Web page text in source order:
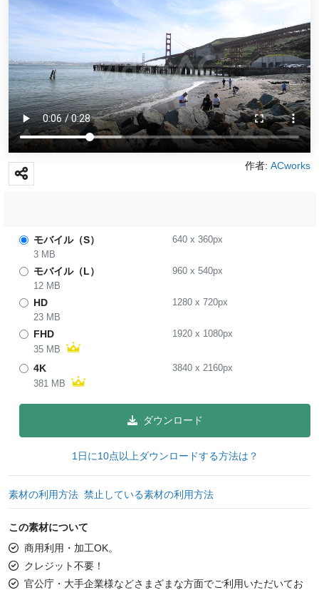
作者: ACworks
モバイル（S） 640x 360px
3 MB
モバイル（L） 960x 540px
12 MB
HD 1280x 720px
23 MB
FHD 1920x 1080px
35 MB
4K 3840x 2160px
381 MB
ダウンロード
1日に10点以上ダウンロードする方法は？
素材の利用方法 禁止している素材の利用方法
この素材について
商用利用・加工OK。
クレジット不要！
官公庁・大手企業様などさまざまな方面でご利用いただいてお